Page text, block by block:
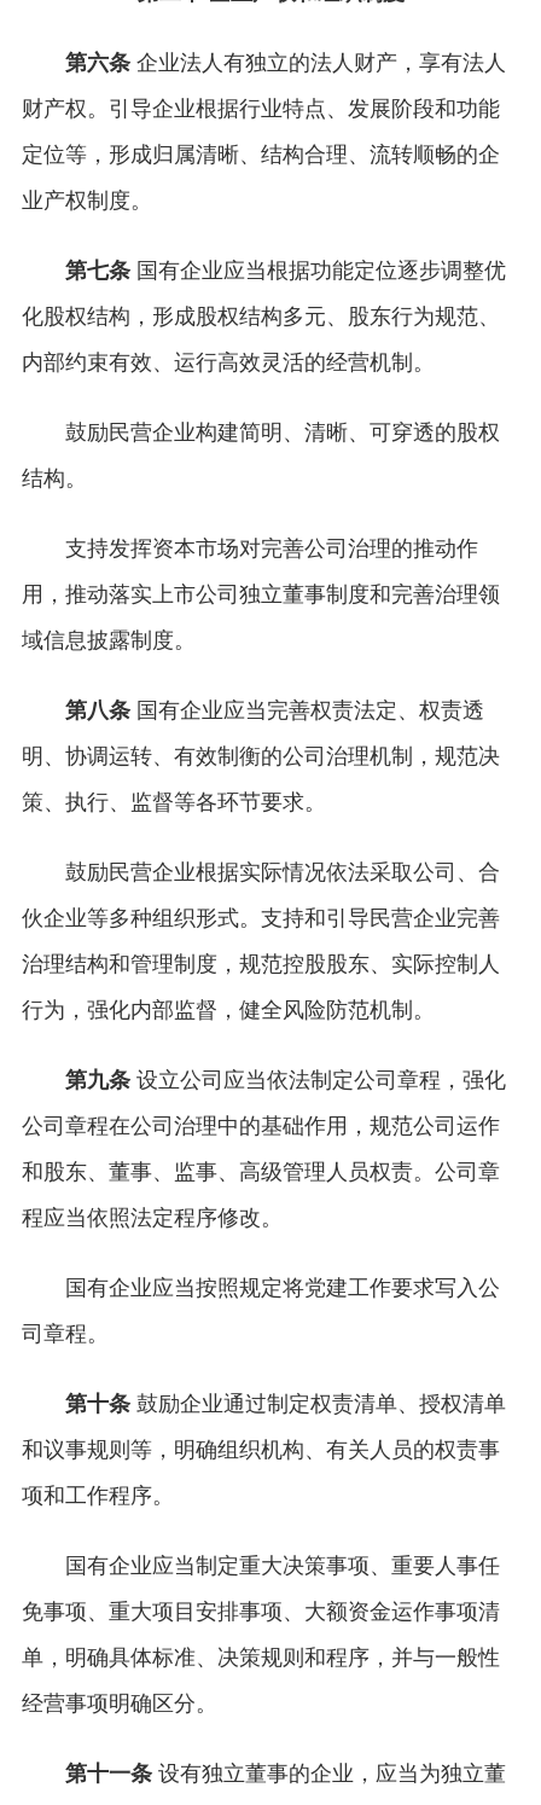
第六条企业法人有独立的法人财产，享有法人
财产权。引导企业根据行业特点、发展阶段和功能
定位等，形成归属清晰、结构合理、流转顺畅的企
业产权制度。
第七条国有企业应当根据功能定位逐步调整优
化股权结构，形成股权结构多元、股东行为规范、
内部约束有效、运行高效灵活的经营机制。
鼓励民营企业构建简明、清晰、可穿透的股权
结构。
支持发挥资本市场对完善公司治理的推动作
用，推动落实上市公司独立董事制度和完善治理领
域信息披露制度。
第八条国有企业应当完善权责法定、权责透
明、协调运转、有效制衡的公司治理机制，规范决
策、执行、监督等各环节要求。
鼓励民营企业根据实际情况依法采取公司、合
伙企业等多种组织形式。支持和引导民营企业完善
治理结构和管理制度，规范控股股东、实际控制人
行为，强化内部监督，健全风险防范机制。
第九条设立公司应当依法制定公司章程，强化
公司章程在公司治理中的基础作用，规范公司运作
和股东、董事、监事、高级管理人员权责。公司章
程应当依照法定程序修改。
国有企业应当按照规定将党建工作要求写入公
司章程。
第十条鼓励企业通过制定权责清单、授权清单
和议事规则等，明确组织机构、有关人员的权责事
项和工作程序。
国有企业应当制定重大决策事项、重要人事任
免事项、重大项目安排事项、大额资金运作事项清
单，明确具体标准、决策规则和程序，并与一般性
经营事项明确区分。
第十一条设有独立董事的企业，应当为独立董